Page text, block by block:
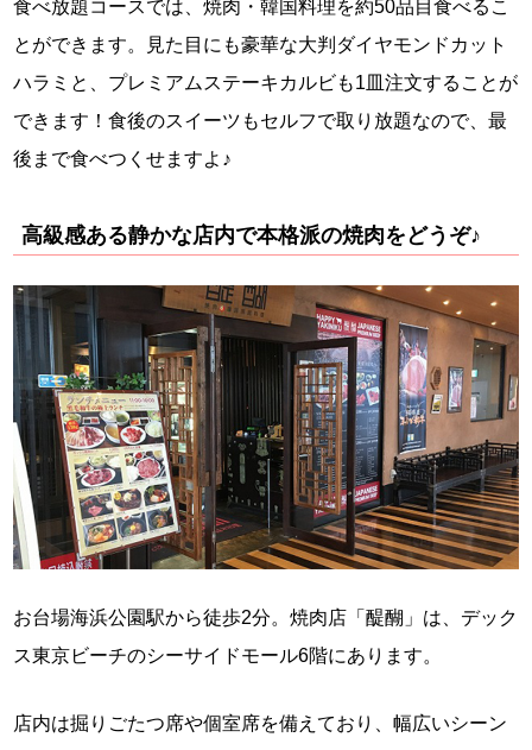
食べ放題コースでは、焼肉・韓国料理を約50品目食べるこ
とができます。見た目にも豪華な大判ダイヤモンドカット
ハラミと、プレミアムステーキカルビも1皿注文することが
できます！食後のスイーツもセルフで取り放題なので、最
後まで食べつくせますよ♪
高級感ある静かな店内で本格派の焼肉をどうぞ♪
お台場海浜公園駅から徒歩2分。焼肉店「醍醐」は、デック
ス東京ビーチのシーサイドモール6階にあります。
店内は掘りごたつ席や個室席を備えており、幅広いシーン